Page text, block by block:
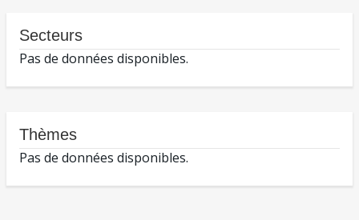
Secteurs
Pas de données disponibles.
Thèmes
Pas de données disponibles.